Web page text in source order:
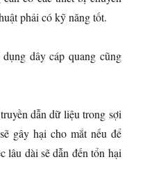
phải có kỹ năng tốt.
dây cáp quang cũng
dẫn dữ liệu trong sợi
gây hại cho mắt nếu để
lâu dài sẽ dẫn đến tổn hại